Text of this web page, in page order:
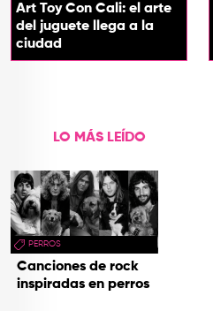
Art Toy Con Cali: el arte
del juguete llega a la
ciudad
LO MÁS LEÍDO
PERROS
Canciones de rock
inspiradas en perros